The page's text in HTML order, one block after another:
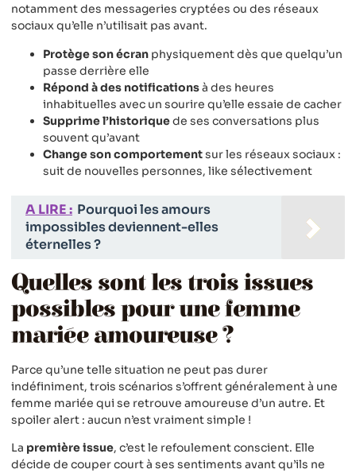
notamment des messageries cryptées ou des réseaux
sociaux qu’elle n’utilisait pas avant.
Protège son écran physiquement dès que quelqu’un
passe derrière elle
Répond à des notificationsà des heures
inhabituelles avec un sourire qu’elle essaie de cacher
Supprime l’historiquede ses conversations plus
souvent qu’avant
Change son comportementsur les réseaux sociaux :
suit de nouvelles personnes, like sélectivement
A LIRE : Pourquoi les amours
impossibles deviennent-elles
éternelles ?
Quelles sont les trois issues
possibles pour une femme
mariée amoureuse ?
Parce qu’une telle situation ne peut pas durer
indéfiniment, trois scénarios s’offrent généralement à une
femme mariée qui se retrouve amoureuse d’un autre. Et
spoiler alert : aucun n’est vraiment simple !
La première issue, c’est le refoulement conscient. Elle
décide de couper court à ses sentiments avant qu’ils ne